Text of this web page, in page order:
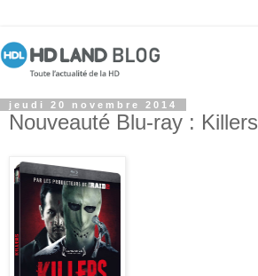
jeudi 20 novembre 2014
Nouveauté Blu-ray : Killers